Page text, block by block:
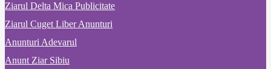
Ziarul Delta Mica Publicitate
Ziarul Cuget Liber Anunturi
Anunturi Adevarul
Anunt Ziar Sibiu